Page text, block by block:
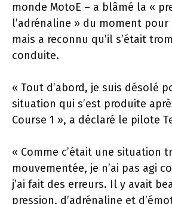
monde MotoE – a blâmé la «
l’adrénaline » du moment pour
mais a reconnu qu’il s’était
conduite.
« Tout d’abord, je suis désolé
situation qui s’est produite
Course 1 », a déclaré le pilote
« Comme c’était une situation
mouvementée, je n’ai pas agi
j’ai fait des erreurs. Il y avait
pression, d’adrénaline et